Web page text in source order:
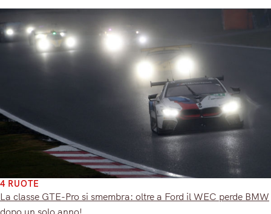
4 RUOTE
La classe GTE-Pro si smembra: oltre a Ford il WEC perde BMW